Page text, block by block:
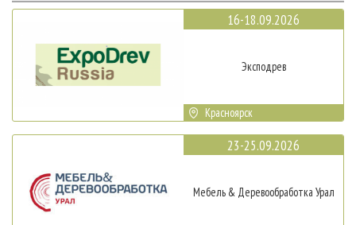
16-18.09.2026
Эксподрев
Красноярск
23-25.09.2026
Мебель & Деревообработка Урал